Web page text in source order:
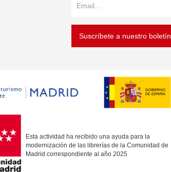
Suscríbete a nuestro boletín
Esta actividad ha recibido una ayuda para la
modernización de las librerías de la Comunidad de
Madrid correspondiente al año 2025